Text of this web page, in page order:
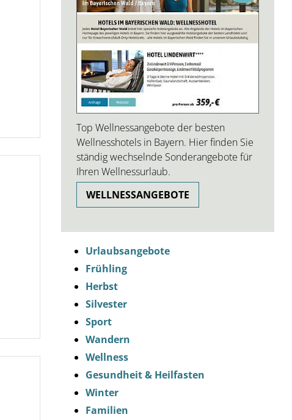
Top Wellnessangebote der besten
Wellnesshotels in Bayern. Hier finden Sie
ständig wechselnde Sonderangebote für
Ihren Wellnessurlaub.
WELLNESSANGEBOTE
Urlaubsangebote
Frühling
Herbst
Silvester
Sport
Wandern
Wellness
Gesundheit & Heilfasten
Winter
Familien